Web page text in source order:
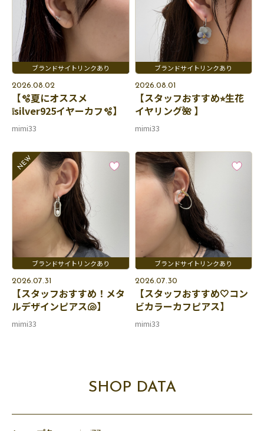
2026.08.02
【🫧夏にオススメ
❕silver925イヤーカフ🫧】
mimi33
2026.08.01
【スタッフおすすめ⭐︎生花
イヤリング🌺 】
mimi33
2026.07.31
【スタッフおすすめ！メタ
ルデザインピアス🐚】
mimi33
2026.07.30
【スタッフおすすめ🤍コン
ビカラーカフピアス】
mimi33
SHOP DATA